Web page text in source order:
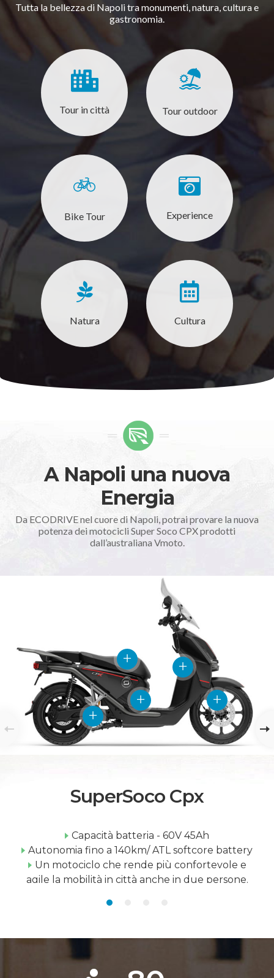
Tutta la bellezza di Napoli tra monumenti, natura, cultura e
gastronomia.
Tour in città Tour outdoor
Bike Tour Experience
Natura Cultura
A Napoli una nuova
Energia
Da ECODRIVE nel cuore di Napoli, potrai provare la nuova
potenza dei motocicli Super Soco CPX prodotti
dall’australiana Vmoto.
SuperSoco Cpx
Capacità batteria - 60V 45Ah
Autonomia fino a 140km/ ATL softcore battery
Un motociclo che rende più confortevole e
agile la mobilità in città anche in due persone.